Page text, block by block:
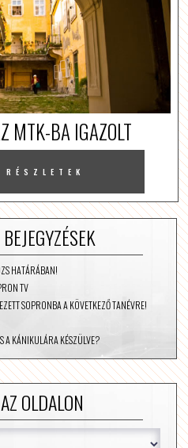
MTK-BA IGAZOLT
HATÁRÁBAN!
TV
SOPRONBA A KÖVETKEZŐ TANÉVRE!
A KÁNIKULÁRA KÉSZÜLVE?
OLDALON